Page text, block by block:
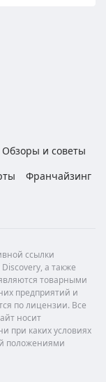
Обзоры и советы
Франчайзинг
ссылки
а также
товарными
предприятий и
по лицензии. Все
носит
при каких условиях
положениями